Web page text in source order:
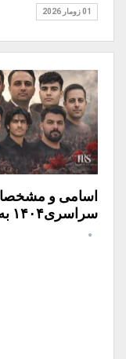
01 زومار 2026
اسامی و مشخصات
سراسری۱۴۰۴ به همراه تصاویر آنان؛